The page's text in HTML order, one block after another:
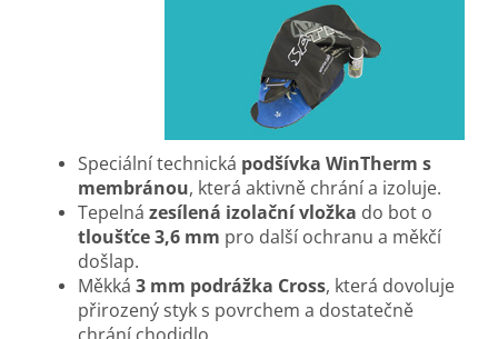
Speciální technická podšívka WinTherm s
membránou, která aktivně chrání a izoluje.
Tepelná zesílená izolační vložka do bot o
tloušťce 3,6 mm pro další ochranu a měkčí
došlap.
Měkká 3 mm podrážka Cross, která dovoluje
přirozený styk s povrchem a dostatečně